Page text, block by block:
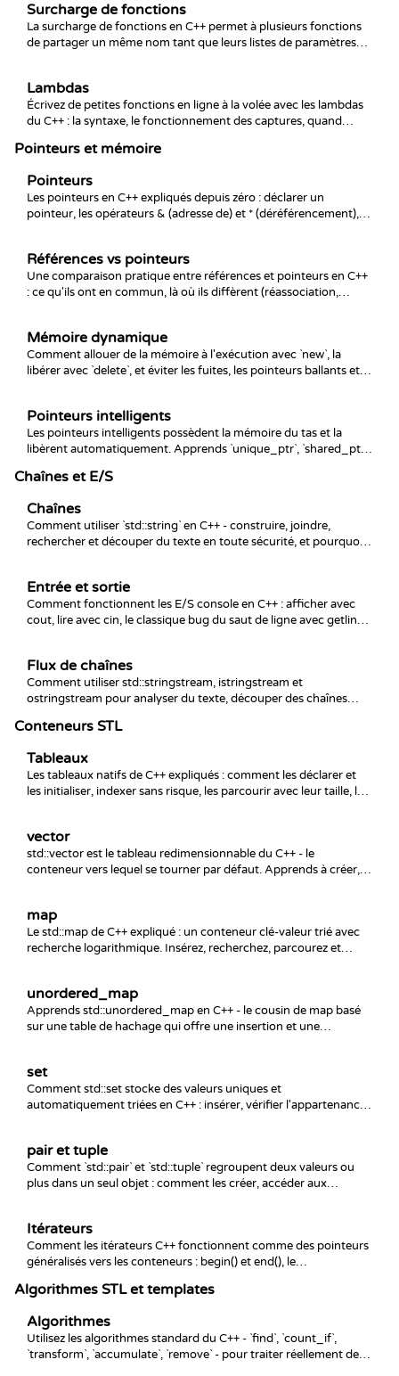
qu'au retour par valeur.
Surcharge de fonctions
La surcharge de fonctions en C++ permet à plusieurs fonctions
de partager un même nom tant que leurs listes de paramètres
et les pièges d'ambiguïté et d'arguments par défaut à éviter.
Lambdas
Écrivez de petites fonctions en ligne à la volée avec les lambdas
du C++ : la syntaxe, le fonctionnement des captures, quand
tout le monde.
Pointeurs et mémoire
Pointeurs
Les pointeurs en C++ expliqués depuis zéro : déclarer un
pointeur, les opérateurs & (adresse de) et * (déréférencement),
plantages.
Références vs pointeurs
Une comparaison pratique entre références et pointeurs en C++
: ce qu'ils ont en commun, là où ils diffèrent (réassociation,
Mémoire dynamique
Comment allouer de la mémoire à l'exécution avec `new`, la
libérer avec `delete`, et éviter les fuites, les pointeurs ballants et
Pointeurs intelligents
Les pointeurs intelligents possèdent la mémoire du tas et la
libèrent automatiquement. Apprends `unique_ptr`, `shared_ptr`,
presque plus jamais écrire `new`/`delete`.
Chaînes et E/S
Chaînes
Comment utiliser `std::string` en C++ - construire, joindre,
rechercher et découper du texte en toute sécurité, et pourquoi
Entrée et sortie
Comment fonctionnent les E/S console en C++ : afficher avec
cout, lire avec cin, le classique bug du saut de ligne avec getline
Flux de chaînes
Comment utiliser std::stringstream, istringstream et
ostringstream pour analyser du texte, découper des chaînes
construire des chaînes formatées en mémoire.
Conteneurs STL
Tableaux
Les tableaux natifs de C++ expliqués : comment les déclarer et
les initialiser, indexer sans risque, les parcourir avec leur taille, le
vector
std::vector est le tableau redimensionnable du C++ - le
conteneur vers lequel se tourner par défaut. Apprends à créer,
map
Le std::map de C++ expliqué : un conteneur clé-valeur trié avec
recherche logarithmique. Insérez, recherchez, parcourez et
unordered_map
Apprends std::unordered_map en C++ - le cousin de map basé
sur une table de hachage qui offre une insertion et une
quand le préférer à un map ordonné.
set
Comment std::set stocke des valeurs uniques et
automatiquement triées en C++ : insérer, vérifier l'appartenance
pair et tuple
Comment `std::pair` et `std::tuple` regroupent deux valeurs ou
plus dans un seul objet : comment les créer, accéder aux
Itérateurs
Comment les itérateurs C++ fonctionnent comme des pointeurs
généralisés vers les conteneurs : begin() et end(), le
les pièges d'invalidation et de déréférencement de end() qui
Algorithmes STL et templates
Algorithmes
Utilisez les algorithmes standard du C++ - `find`, `count_if`,
`transform`, `accumulate`, `remove` - pour traiter réellement des